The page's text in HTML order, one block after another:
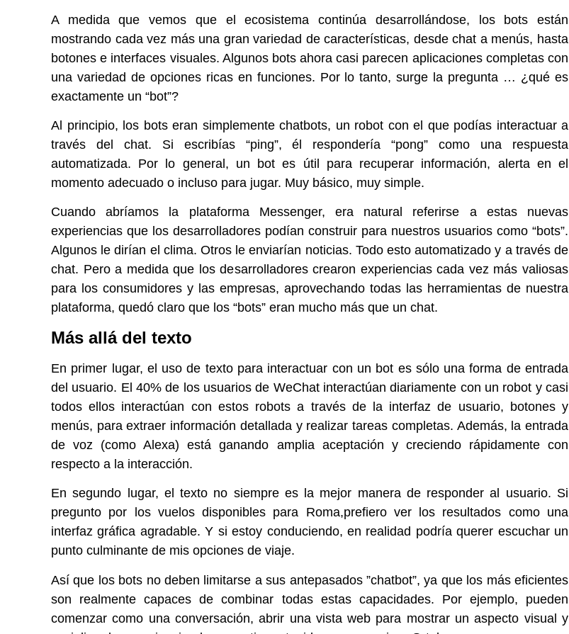
A medida que vemos que el ecosistema continúa desarrollándose, los bots están
mostrando cada vez más una gran variedad de características, desde chat a menús, hasta
botones e interfaces visuales. Algunos bots ahora casi parecen aplicaciones completas con
una variedad de opciones ricas en funciones. Por lo tanto, surge la pregunta … ¿qué es
exactamente un “bot”?
Al principio, los bots eran simplemente chatbots, un robot con el que podías interactuar a
través del chat. Si escribías “ping”, él respondería “pong” como una respuesta
automatizada. Por lo general, un bot es útil para recuperar información, alerta en el
momento adecuado o incluso para jugar. Muy básico, muy simple.
Cuando abríamos la plataforma Messenger, era natural referirse a estas nuevas
experiencias que los desarrolladores podían construir para nuestros usuarios como “bots”.
Algunos le dirían el clima. Otros le enviarían noticias. Todo esto automatizado y a través de
chat. Pero a medida que los desarrolladores crearon experiencias cada vez más valiosas
para los consumidores y las empresas, aprovechando todas las herramientas de nuestra
plataforma, quedó claro que los “bots” eran mucho más que un chat.
Más allá del texto
En primer lugar, el uso de texto para interactuar con un bot es sólo una forma de entrada
del usuario. El 40% de los usuarios de WeChat interactúan diariamente con un robot y casi
todos ellos interactúan con estos robots a través de la interfaz de usuario, botones y
menús, para extraer información detallada y realizar tareas completas. Además, la entrada
de voz (como Alexa) está ganando amplia aceptación y creciendo rápidamente con
respecto a la interacción.
En segundo lugar, el texto no siempre es la mejor manera de responder al usuario. Si
pregunto por los vuelos disponibles para Roma,prefiero ver los resultados como una
interfaz gráfica agradable. Y si estoy conduciendo, en realidad podría querer escuchar un
punto culminante de mis opciones de viaje.
Así que los bots no deben limitarse a sus antepasados ​​”chatbot”, ya que los más eficientes
son realmente capaces de combinar todas estas capacidades. Por ejemplo, pueden
comenzar como una conversación, abrir una vista web para mostrar un aspecto visual y